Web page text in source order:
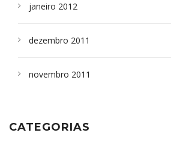
janeiro 2012
dezembro 2011
novembro 2011
CATEGORIAS